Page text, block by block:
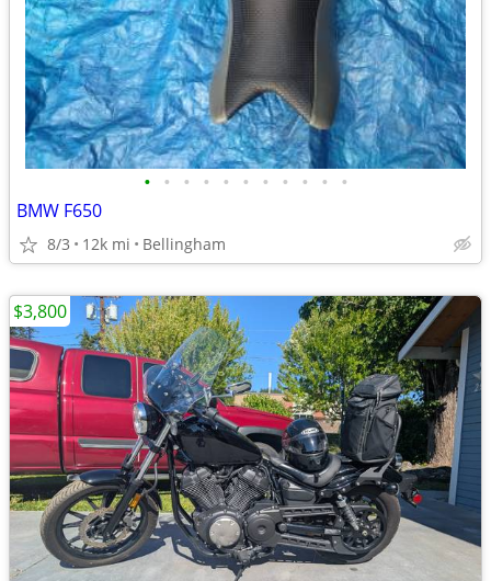
• • • • • • • • • • •
BMW F650
8/3 12k mi Bellingham
$3,800